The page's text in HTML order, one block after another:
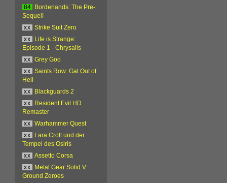
84
Borderlands: The Pre-
Sequel!
xx
Strike Suit Zero
xx
Life is Strange:
Episode 1 - Chrysalis
xx
Grey Goo
xx
Saints Row: Gat Out of
Hell
xx
Blackguards 2
xx
Resident Evil HD
Remaster
xx
Warhammer Quest
xx
Lara Croft und der
Tempel des Osiris
xx
Assetto Corsa
xx
Metal Gear Solid V:
Ground Zeroes